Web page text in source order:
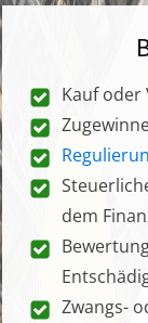
Kauf oder
dem
Zwangs-